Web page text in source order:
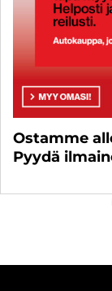
Ostamme
Pyydä